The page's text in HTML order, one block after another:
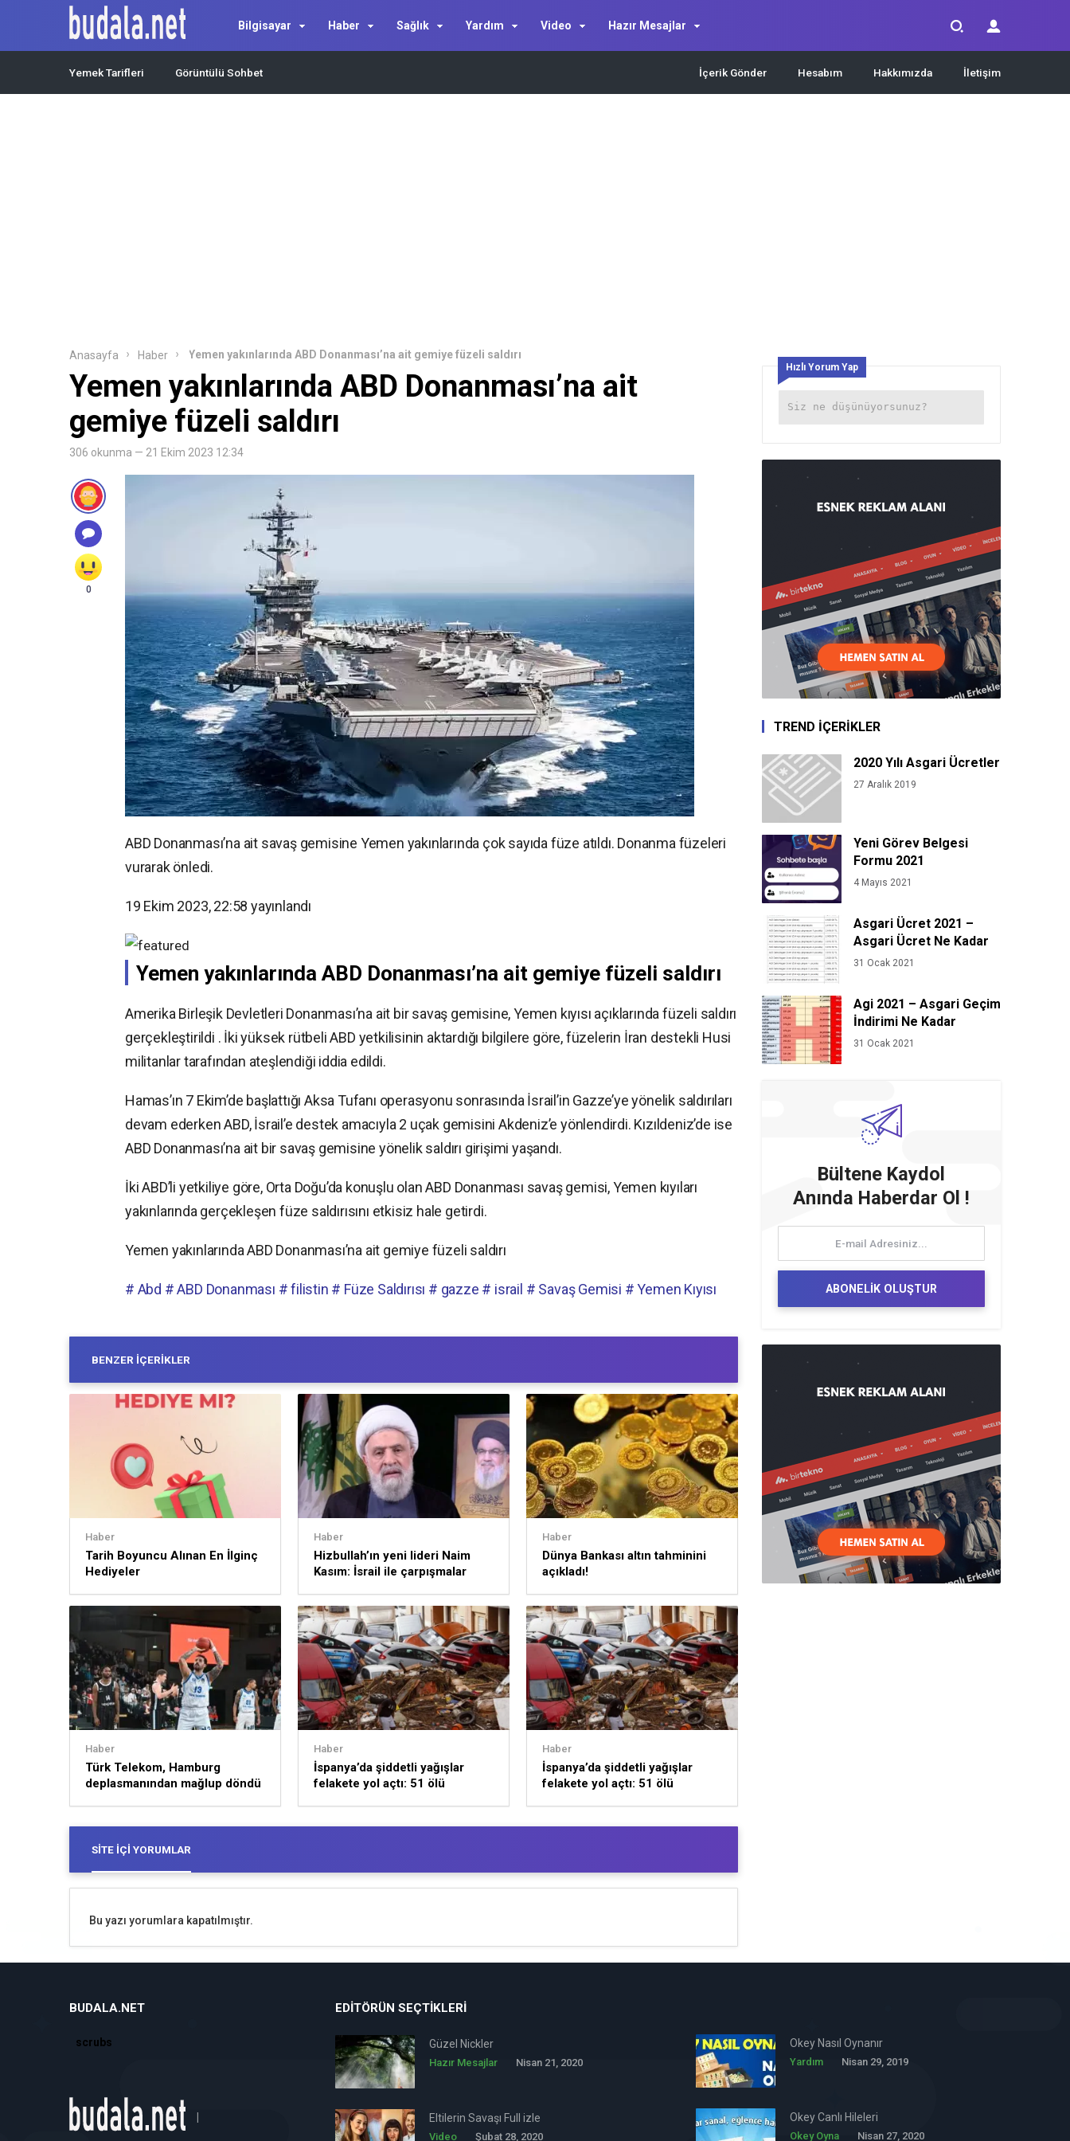
Bilgisayar Haber Sağlık Yardım Video Hazır Mesajlar
Yemek Tarifleri Görüntülü Sohbet İçerik Gönder Hesabım Hakkımızda İletişim
Anasayfa Haber Yemen yakınlarında ABD Donanması’na ait gemiye füzeli saldırı
Yemen yakınlarında ABD Donanması’na ait
gemiye füzeli saldırı
306 okunma — 21 Ekim 2023 12:34
0
ABD Donanması’na ait savaş gemisine Yemen yakınlarında çok sayıda füze atıldı. Donanma füzeleri
vurarak önledi.
19 Ekim 2023, 22:58 yayınlandı
Yemen yakınlarında ABD Donanması’na ait gemiye füzeli saldırı
Amerika Birleşik Devletleri Donanması’na ait bir savaş gemisine, Yemen kıyısı açıklarında füzeli saldırı
gerçekleştirildi . İki yüksek rütbeli ABD yetkilisinin aktardığı bilgilere göre, füzelerin İran destekli Husi
militanlar tarafından ateşlendiği iddia edildi.
Hamas’ın 7 Ekim’de başlattığı Aksa Tufanı operasyonu sonrasında İsrail’in Gazze’ye yönelik saldırıları
devam ederken ABD, İsrail’e destek amacıyla 2 uçak gemisini Akdeniz’e yönlendirdi. Kızıldeniz’de ise
ABD Donanması’na ait bir savaş gemisine yönelik saldırı girişimi yaşandı.
İki ABD’li yetkiliye göre, Orta Doğu’da konuşlu olan ABD Donanması savaş gemisi, Yemen kıyıları
yakınlarında gerçekleşen füze saldırısını etkisiz hale getirdi.
Yemen yakınlarında ABD Donanması’na ait gemiye füzeli saldırı
# Abd # ABD Donanması # filistin # Füze Saldırısı # gazze # israil # Savaş Gemisi # Yemen Kıyısı
BENZER İÇERIKLER
Haber
Tarih Boyuncu Alınan En İlginç
Hediyeler
Haber
Hizbullah’ın yeni lideri Naim
Kasım: İsrail ile çarpışmalar
Haber
Dünya Bankası altın tahminini
açıkladı!
Haber
Türk Telekom, Hamburg
deplasmanından mağlup döndü
Haber
İspanya’da şiddetli yağışlar
felakete yol açtı: 51 ölü
Haber
İspanya’da şiddetli yağışlar
felakete yol açtı: 51 ölü
SITE İÇI YORUMLAR
Bu yazı yorumlara kapatılmıştır.
Hızlı Yorum Yap
TREND İÇERİKLER
2020 Yılı Asgari Ücretler
27 Aralık 2019
Yeni Görev Belgesi
Formu 2021
4 Mayıs 2021
Asgari Ücret 2021 –
Asgari Ücret Ne Kadar
31 Ocak 2021
Agi 2021 – Asgari Geçim
İndirimi Ne Kadar
31 Ocak 2021
Bültene Kaydol
Anında Haberdar Ol !
ABONELİK OLUŞTUR
BUDALA.NET
scrubs
|
EDITÖRÜN SEÇTIKLERI
Güzel Nickler
Hazır Mesajlar Nisan 21, 2020
Okey Nasıl Oynanır
Yardım Nisan 29, 2019
Eltilerin Savaşı Full izle
Video Şubat 28, 2020
Okey Canlı Hileleri
Okey Oyna Nisan 27, 2020